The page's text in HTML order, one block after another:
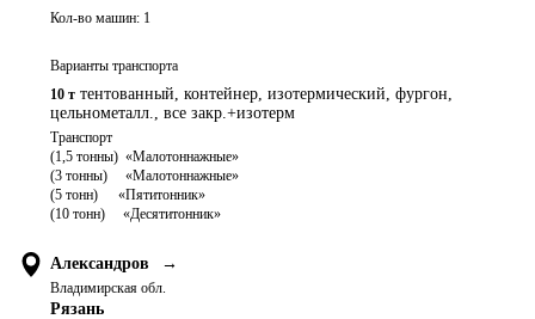
Кол-во машин: 1
Варианты транспорта
10 т тентованный, контейнер, изотермический, фургон,
цельнометалл., все закр.+изотерм
Транспорт
(1,5 тонны)  «Малотоннажные»
(3 тонны)     «Малотоннажные»
(5 тонн)	   «Пятитонник»
Александров →
Владимирская обл.
Рязань